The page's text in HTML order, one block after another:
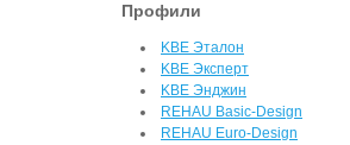
Профили
KBE Эталон
KBE Эксперт
KBE Энджин
REHAU Basic-Design
REHAU Euro-Design